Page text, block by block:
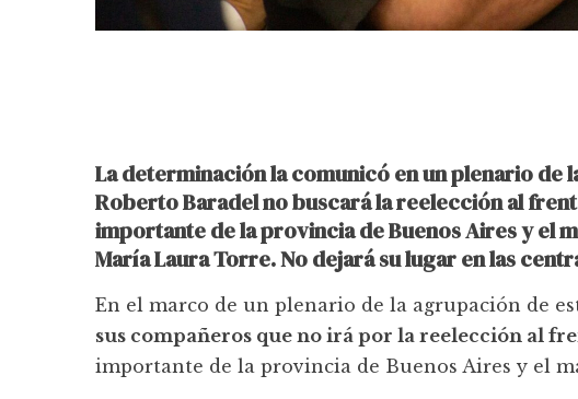
La determinación la comunicó en un plenario de
Roberto Baradel no buscará la reelección al
importante de la provincia de Buenos Aires y el
María Laura Torre. No dejará su lugar en las
En el marco de un plenario de la agrupación de
sus compañeros que no irá por la reelección al
importante de la provincia de Buenos Aires y el